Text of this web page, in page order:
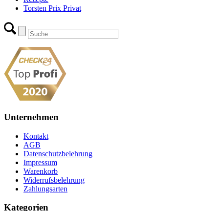
Torsten Prix Privat
Unternehmen
Kontakt
AGB
Datenschutzbelehrung
Impressum
Warenkorb
Widerrufsbelehrung
Zahlungsarten
Kategorien